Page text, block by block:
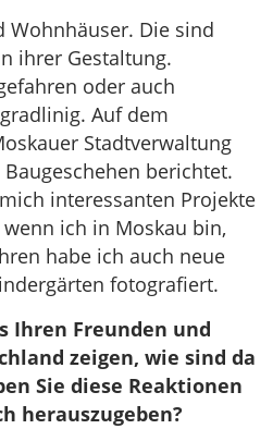
Wohnhäuser. Die sind
ihrer Gestaltung.
oder auch
Auf dem
Stadtverwaltung
berichtet.
interessanten Projekte
ich in Moskau bin,
habe ich auch neue
fotografiert.
Ihren Freunden und
zeigen, wie sind da
Sie diese Reaktionen
herauszugeben?